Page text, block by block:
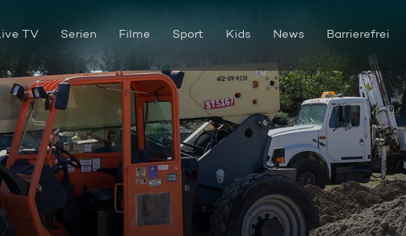
TV Serien Filme Sport Kids News Barrierefrei